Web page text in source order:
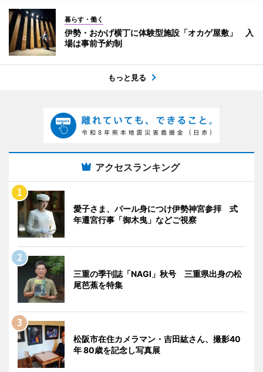
暮らす・働く
伊勢・おかげ横丁に体験型施設「オカゲ屋敷」 入
場は事前予約制
もっと見る
アクセスランキング
愛子さま、パール身につけ伊勢神宮参拝 式
年遷宮行事「御木曳」などご視察
三重の季刊誌「NAGI」秋号 三重県出身の松
尾芭蕉を特集
松阪市在住カメラマン・吉田紘さん、撮影40
年 80歳を記念し写真展